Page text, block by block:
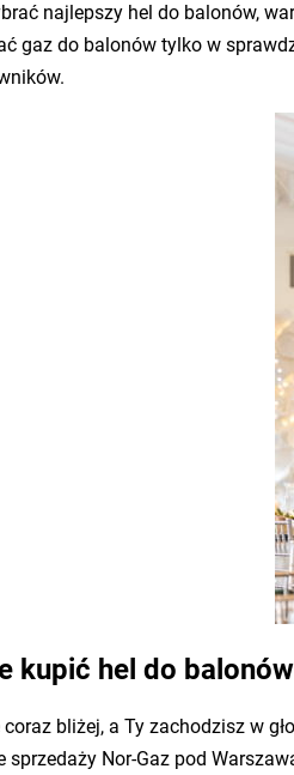
najlepszy hel do balonów,
gaz do balonów tylko w
kupić hel do
coraz bliżej, a Ty zachodzisz w
sprzedaży Nor-Gaz pod